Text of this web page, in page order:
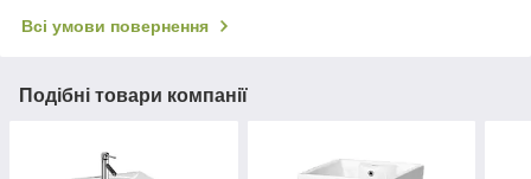
Всі умови повернення
Подібні товари компанії